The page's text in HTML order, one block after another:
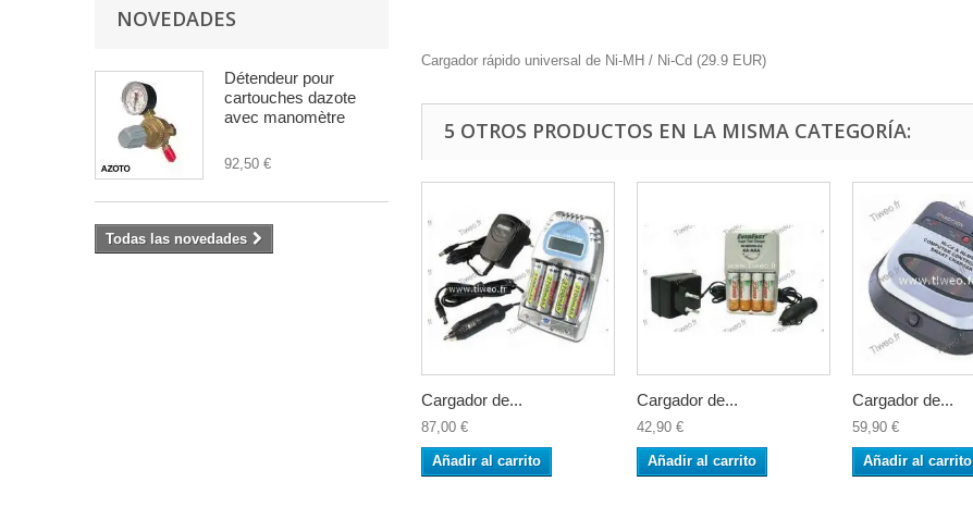
NOVEDADES
Détendeur pour
cartouches dazote
avec manomètre
92,50 €
Todas las novedades
Cargador rápido universal de Ni-MH / Ni-Cd (29.9 EUR)
5 OTROS PRODUCTOS EN LA MISMA CATEGORÍA:
Cargador de...
87,00 €
Añadir al carrito
Cargador de...
42,90 €
Añadir al carrito
Cargador de...
59,90 €
Añadir al carrito